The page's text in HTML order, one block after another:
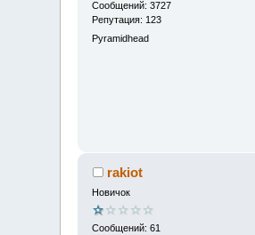
Сообщений: 3727
Репутация: 123
Pyramidhead
rakiot
Новичок
Сообщений: 61